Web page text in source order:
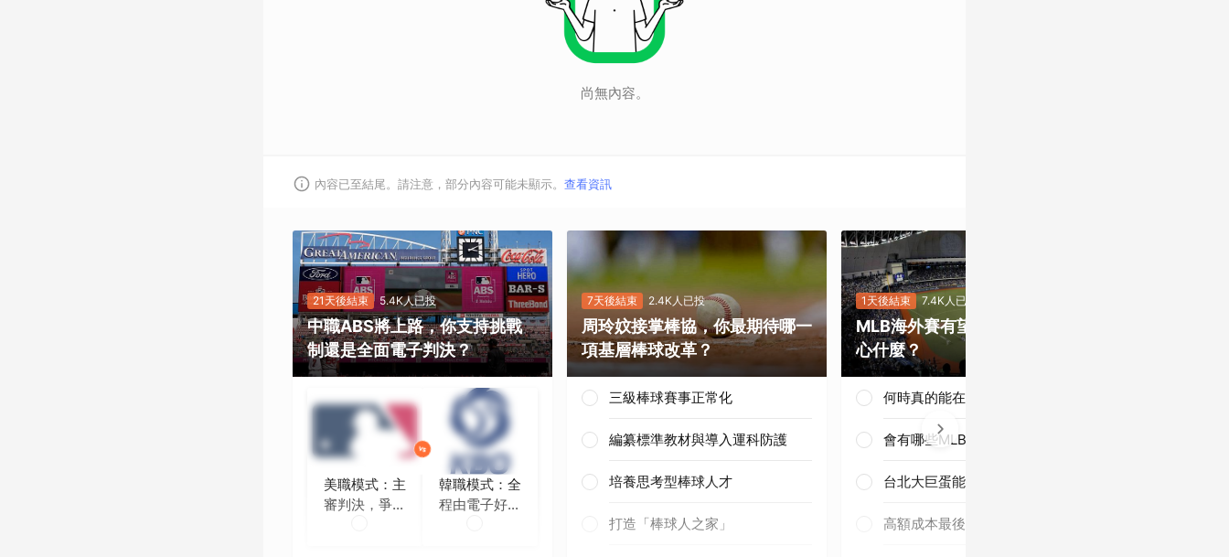
尚無內容。
內容已至結尾。請注意，部分內容可能未顯示。 查看資訊
21天後結束 5.4K人已投
中職ABS將上路，你支持挑戰
制還是全面電子判決？
美職模式：主
審判決，爭議
韓職模式：全
程由電子好球
7天後結束 2.4K人已投
周玲妏接掌棒協，你最期待哪一
項基層棒球改革？
三級棒球賽事正常化
編纂標準教材與導入運科防護
培養思考型棒球人才
打造「棒球人之家」
1天後結束 7.4K人已投
MLB海外賽有望來台，你最關
心什麼？
何時真的能在台灣開打
會有哪些MLB球星來台
台北大巨蛋能否承接賽事
高額成本最後誰來負擔